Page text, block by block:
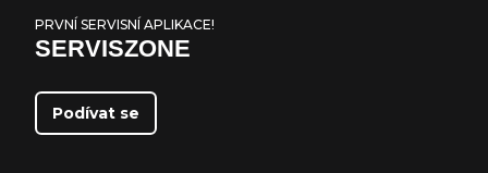
PRVNÍ SERVISNÍ APLIKACE!
SERVISZONE
Podívat se